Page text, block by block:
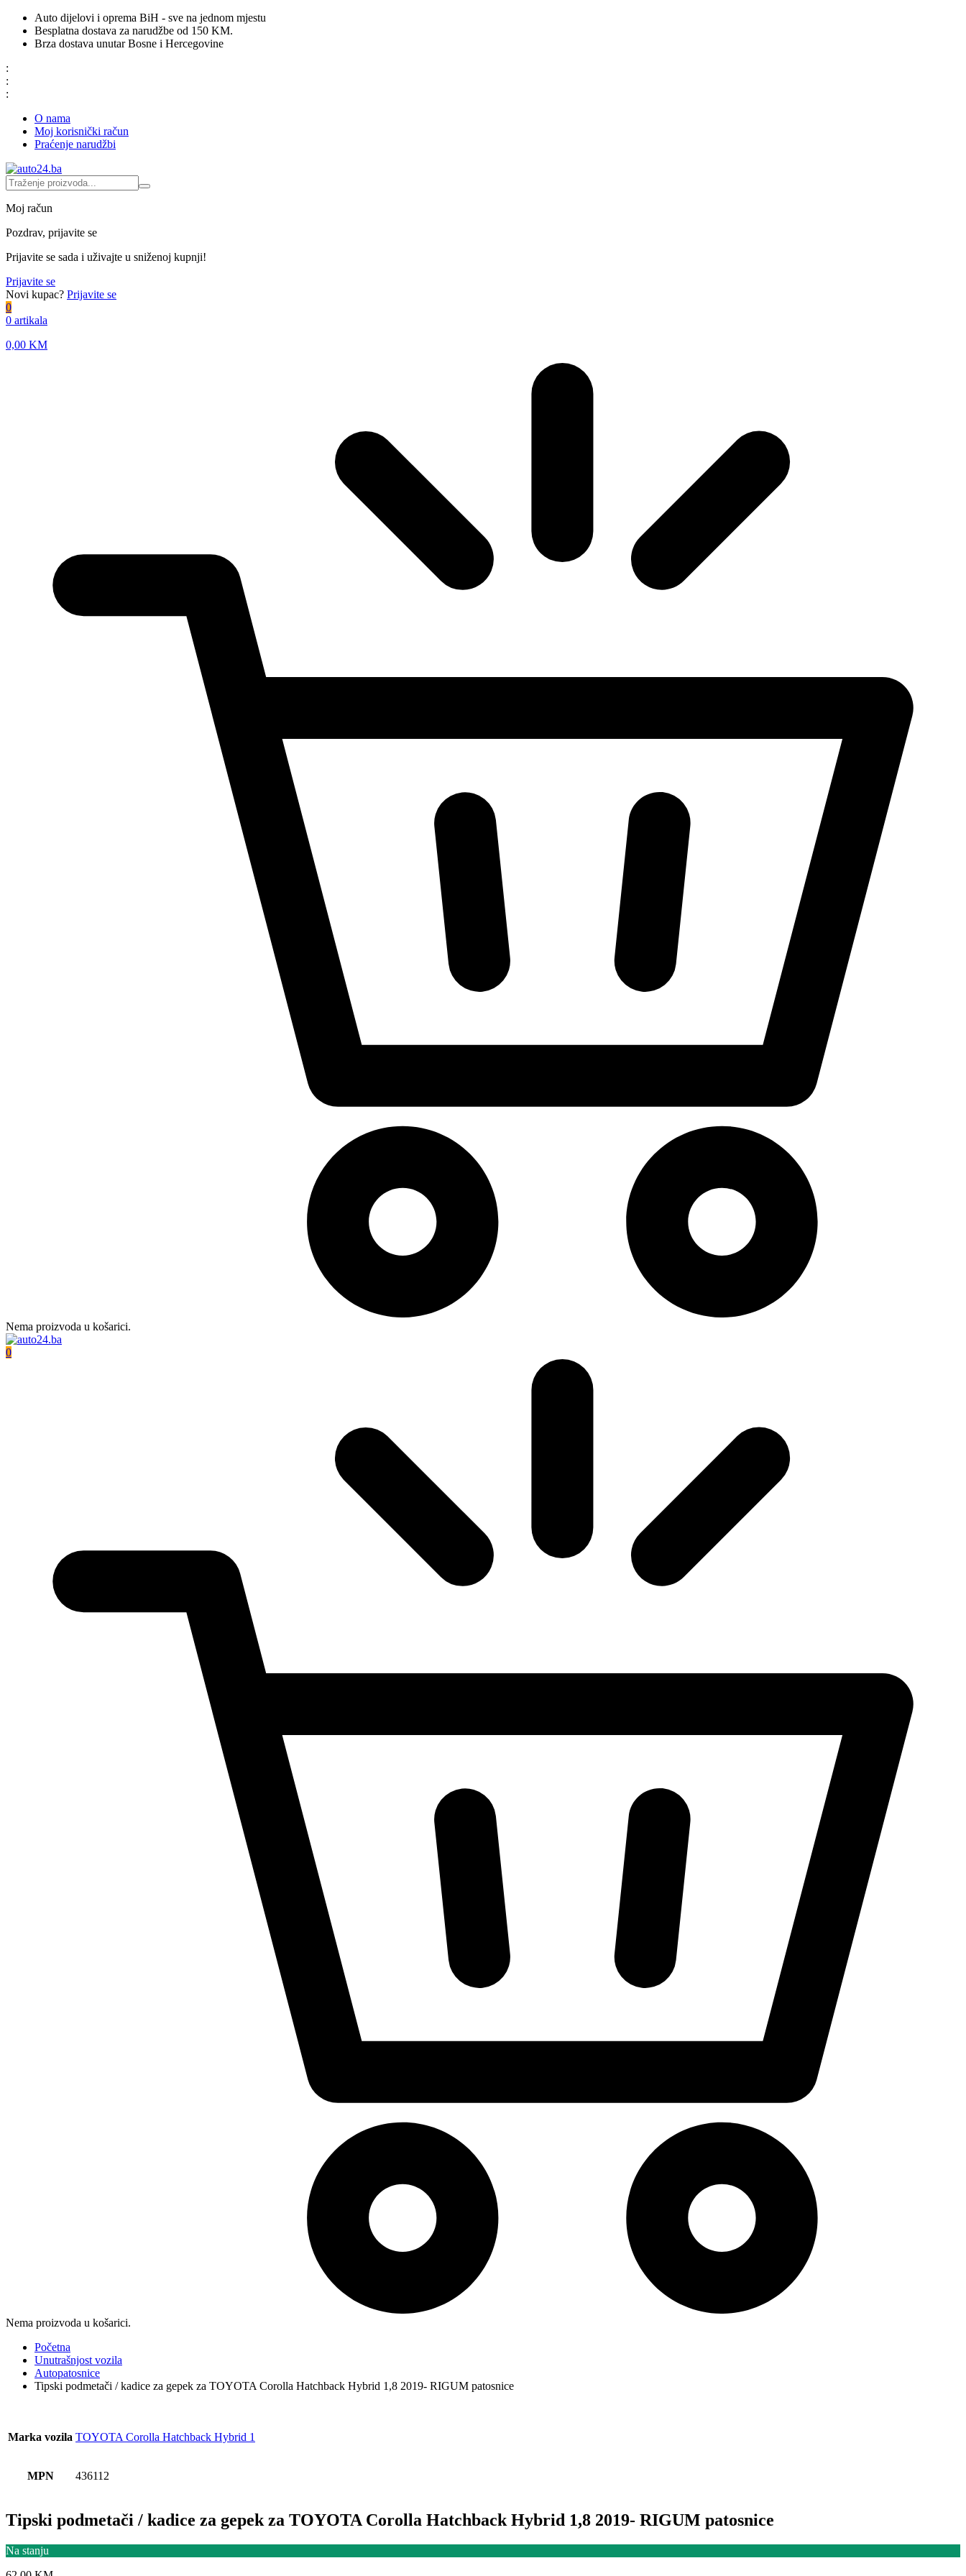
Auto dijelovi i oprema BiH - sve na jednom mjestu
Besplatna dostava za narudžbe od 150 KM.
Brza dostava unutar Bosne i Hercegovine
:
:
:
O nama
Moj korisnički račun
Praćenje narudžbi
Moj račun
Pozdrav, prijavite se
Prijavite se sada i uživajte u sniženoj kupnji!
Prijavite se
Novi kupac? Prijavite se
0
0 artikala
0,00 KM
Nema proizvoda u košarici.
0
Nema proizvoda u košarici.
Početna
Unutrašnjost vozila
Autopatosnice
Tipski podmetači / kadice za gepek za TOYOTA Corolla Hatchback Hybrid 1,8 2019- RIGUM patosnice
Marka vozila TOYOTA Corolla Hatchback Hybrid 1
MPN 436112
Tipski podmetači / kadice za gepek za TOYOTA Corolla Hatchback Hybrid 1,8 2019- RIGUM patosnice
Na stanju